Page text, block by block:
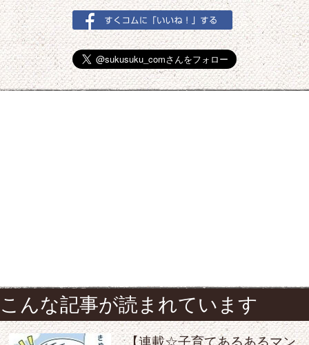
こんな記事が読まれています
【連載☆子育てあるあるマン